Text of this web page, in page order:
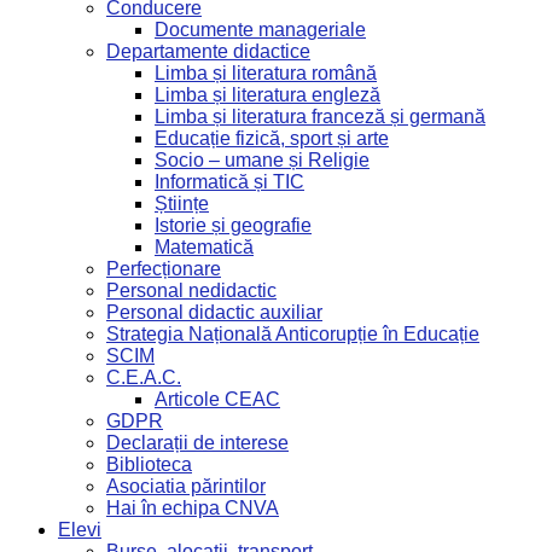
Conducere
Documente manageriale
Departamente didactice
Limba și literatura română
Limba și literatura engleză
Limba și literatura franceză și germană
Educație fizică, sport și arte
Socio – umane și Religie
Informatică și TIC
Științe
Istorie și geografie
Matematică
Perfecționare
Personal nedidactic
Personal didactic auxiliar
Strategia Națională Anticorupție în Educație
SCIM
C.E.A.C.
Articole CEAC
GDPR
Declarații de interese
Biblioteca
Asociatia părintilor
Hai în echipa CNVA
Elevi